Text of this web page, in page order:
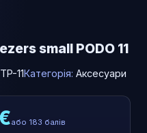
small PODO 11
TP-11Категорія: Аксесуари
або 183 балів